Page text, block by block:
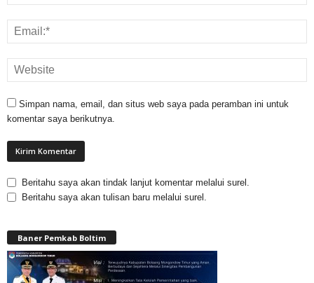
Simpan nama, email, dan situs web saya pada peramban ini untuk
komentar saya berikutnya.
Beritahu saya akan tindak lanjut komentar melalui surel.
Beritahu saya akan tulisan baru melalui surel.
Baner Pemkab Boltim